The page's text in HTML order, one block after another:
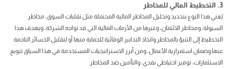
3. التخطيط المالي للمخاطر
يُعني هذا النوع بتحديد وتحليل المخاطر المالية المحتملة مثل تقلبات السوق، مخاطر
السيولة، ومخاطر الائتمان، وغيرها من الأزمات المالية التي قد تواجه الشركة، ويهدف هذا
التخطيط إلى التنبؤ بالمخاطر واتخاذ التدابير الوقائية للحماية منها أو لتقليل الخسائر الناجمة
عنها وضمان استمرارية الأعمال، ومن أبرز الاستراتيجيات المستخدمة في هذا السياق تنويع
الاستثمارات، توفير احتياطي نقدي، والتأمين ضد المخاطر.